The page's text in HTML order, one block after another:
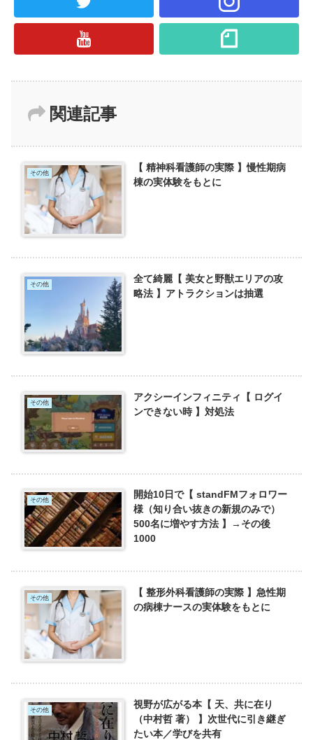
関連記事
その他
【 精神科看護師の実際 】慢性期病
棟の実体験をもとに
その他
全て綺麗【 美女と野獣エリアの攻
略法 】アトラクションは抽選
その他
アクシーインフィニティ【 ログイ
ンできない時 】対処法
その他
開始10日で【 standFMフォロワー
様（知り合い抜きの新規のみで）
500名に増やす方法 】→その後
1000
その他
【 整形外科看護師の実際 】急性期
の病棟ナースの実体験をもとに
その他
視野が広がる本【 天、共に在り
（中村哲 著） 】次世代に引き継ぎ
たい本／学びを共有